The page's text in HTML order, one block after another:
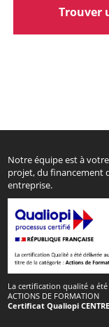
Trouver
Notre équipe est à
projet, du financement
entreprise.
La certification qualité a
ACTIONS DE FORMATION
Certificat Qualiopi CENTRE